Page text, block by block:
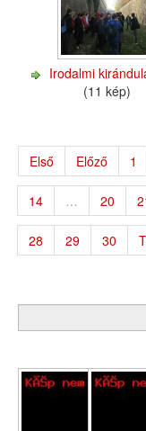
Irodalmi
(11 kép)
Első Előző 1
14 … 20
28 29 30